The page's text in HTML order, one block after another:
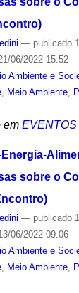
— publicado
06/2022 15:52 —
Ambiente e
, Meio Ambiente,
em EVENTOS
Energia-
sobre o
— publicado
06/2022 09:06 —
Ambiente e
, Meio Ambiente,